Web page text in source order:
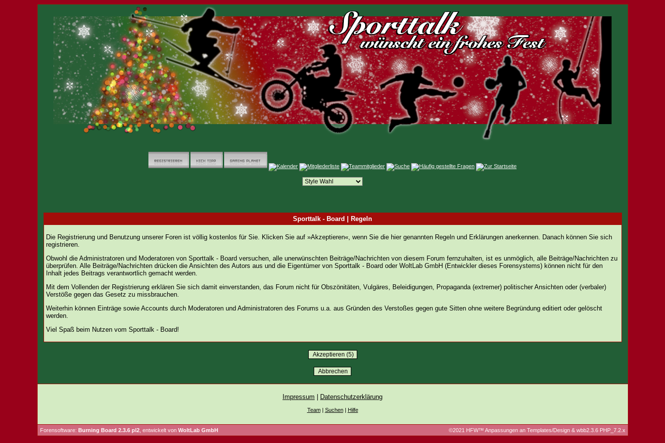
Sporttalk - Board | Regeln
Die Registrierung und Benutzung unserer Foren ist völlig kostenlos für Sie. Klicken Sie auf »Akzeptieren«, wenn Sie die hier genannten Regeln und Erklärungen anerkennen. Danach können Sie sich
registrieren.
Obwohl die Administratoren und Moderatoren von Sporttalk - Board versuchen, alle unerwünschten Beiträge/Nachrichten von diesem Forum fernzuhalten, ist es unmöglich, alle Beiträge/Nachrichten zu
überprüfen. Alle Beiträge/Nachrichten drücken die Ansichten des Autors aus und die Eigentümer von Sporttalk - Board oder WoltLab GmbH (Entwickler dieses Forensystems) können nicht für den
Inhalt jedes Beitrags verantwortlich gemacht werden.
Mit dem Vollenden der Registrierung erklären Sie sich damit einverstanden, das Forum nicht für Obszönitäten, Vulgäres, Beleidigungen, Propaganda (extremer) politischer Ansichten oder (verbaler)
Verstöße gegen das Gesetz zu missbrauchen.
Weiterhin können Einträge sowie Accounts durch Moderatoren und Administratoren des Forums u.a. aus Gründen des Verstoßes gegen gute Sitten ohne weitere Begründung editiert oder gelöscht
werden.
Viel Spaß beim Nutzen vom Sporttalk - Board!
Impressum Datenschutzerklärung
Team| Suchen| Hilfe
Forensoftware: Burning Board 2.3.6 pl2, entwickelt von WoltLab GmbH ©2021 HFW™ Anpassungen an Templates/Design & wbb2.3.6 PHP_7.2.x